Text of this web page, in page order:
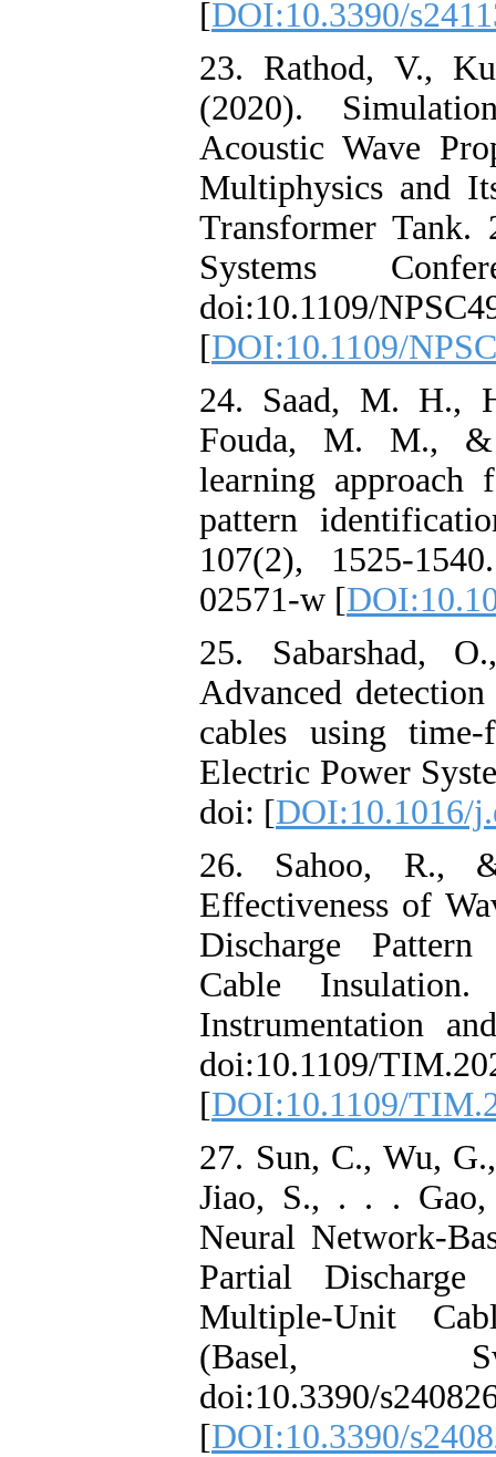
[DOI:10.3390/
23. Rathod,
(2020).
Acoustic
Multiphysics
Transformer
Systems
doi:10.1109/
[DOI:10.1109/
24. Saad, M.
Fouda, M.
learning
pattern
107(2), 1525-
02571-w [
25.
Advanced
cables using
Electric Power
doi: [
26. Sahoo,
Effectiveness
Discharge
Cable
doi:10.1109/
[DOI:10.1109/
27. Sun, C.,
Jiao, S., . . .
Neural
Partial
Multiple-Unit
(Basel,
doi:10.3390/
[DOI:10.3390/